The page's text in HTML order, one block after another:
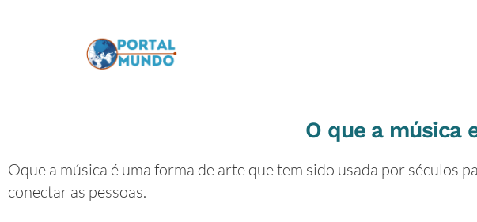
O que a música
Oque a música é uma forma de arte que tem sido usada por séculos
conectar as pessoas.